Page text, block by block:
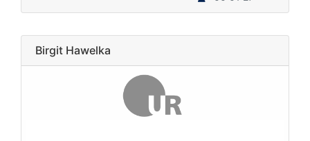
Birgit Hawelka